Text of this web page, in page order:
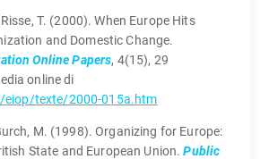
T. (2000). When Europe Hits
and Domestic Change.
Online Papers, 4(15), 29
online di
eiop/texte/2000-015a.htm
M. (1998). Organizing for Europe:
State and European Union.Public